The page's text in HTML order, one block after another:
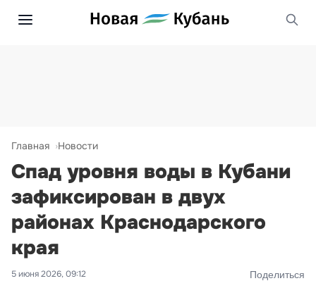
Главная Новости
Спад уровня воды в Кубани
зафиксирован в двух
районах Краснодарского
края
5 июня 2026, 09:12 Поделиться